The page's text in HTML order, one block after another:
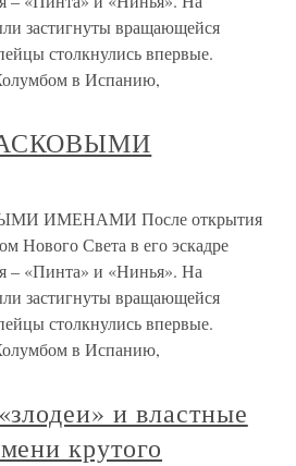
застигнуты вращающейся
столкнулись впервые.
в Испанию,
ИМЕНАМИ После открытия
Нового Света в его эскадре
– «Пинта» и «Нинья». На
застигнуты вращающейся
столкнулись впервые.
в Испанию,
и властные
крутого